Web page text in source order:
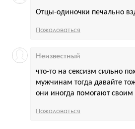
Отцы-одиночки печально
Пожаловаться
что-то на сексизм сильно
мужчинам тогда давайте
они иногда помогают
Неизвестный
Пожаловаться